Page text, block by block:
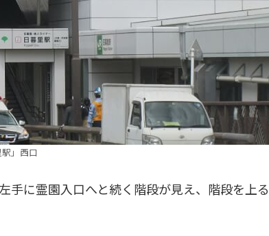
駅」西口
手に霊園入口へと続く階段が見え、階段を上る